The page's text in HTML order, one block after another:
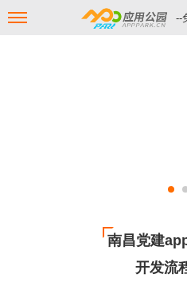
--
南昌党建
开发流